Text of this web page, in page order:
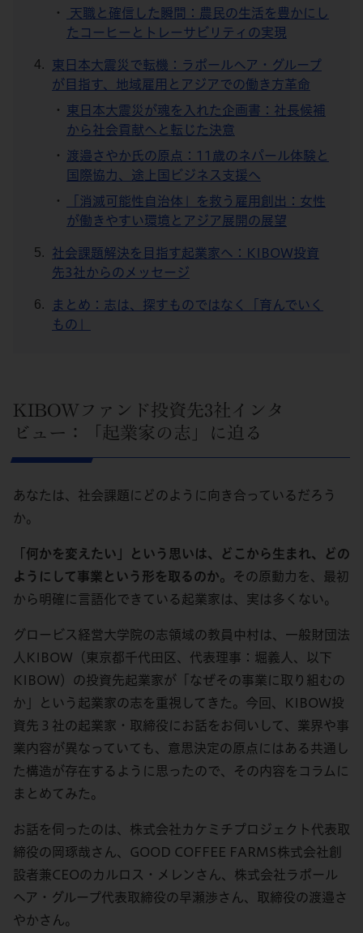
天職と確信した瞬間：農民の生活を豊かにし
たコーヒーとトレーサビリティの実現
東日本大震災で転機：ラポールヘア・グループ
が目指す、地域雇用とアジアでの働き方革命
東日本大震災が魂を入れた企画書：社長候補
から社会貢献へと転じた決意
渡邉さやか氏の原点：11歳のネパール体験と
国際協力、途上国ビジネス支援へ
「消滅可能性自治体」を救う雇用創出：女性
が働きやすい環境とアジア展開の展望
社会課題解決を目指す起業家へ：KIBOW投資
先3社からのメッセージ
まとめ：志は、探すものではなく「育んでいく
もの」
KIBOWファンド投資先3社インタ
ビュー：「起業家の志」に迫る
あなたは、社会課題にどのように向き合っているだろう
か。
「何かを変えたい」という思いは、どこから生まれ、どの
ようにして事業という形を取るのか。
その原動力を、最初
から明確に言語化できている起業家は、実は多くない。
グロービス経営大学院の志領域の教員中村は、一般財団法
人KIBOW（東京都千代田区、代表理事：堀義人、以下
KIBOW）の投資先起業家が「なぜその事業に取り組むの
か」という起業家の志を重視してきた。今回、KIBOW投
資先３社の起業家・取締役にお話をお伺いして、業界や事
業内容が異なっていても、意思決定の原点にはある共通し
た構造が存在するように思ったので、その内容をコラムに
まとめてみた。
お話を伺ったのは、株式会社カケミチプロジェクト代表取
締役の岡琢哉さん、GOOD COFFEE FARMS株式会社創
設者兼CEOのカルロス・メレンさん、株式会社ラポール
ヘア・グループ代表取締役の早瀬渉さん、取締役の渡邉さ
やかさん。